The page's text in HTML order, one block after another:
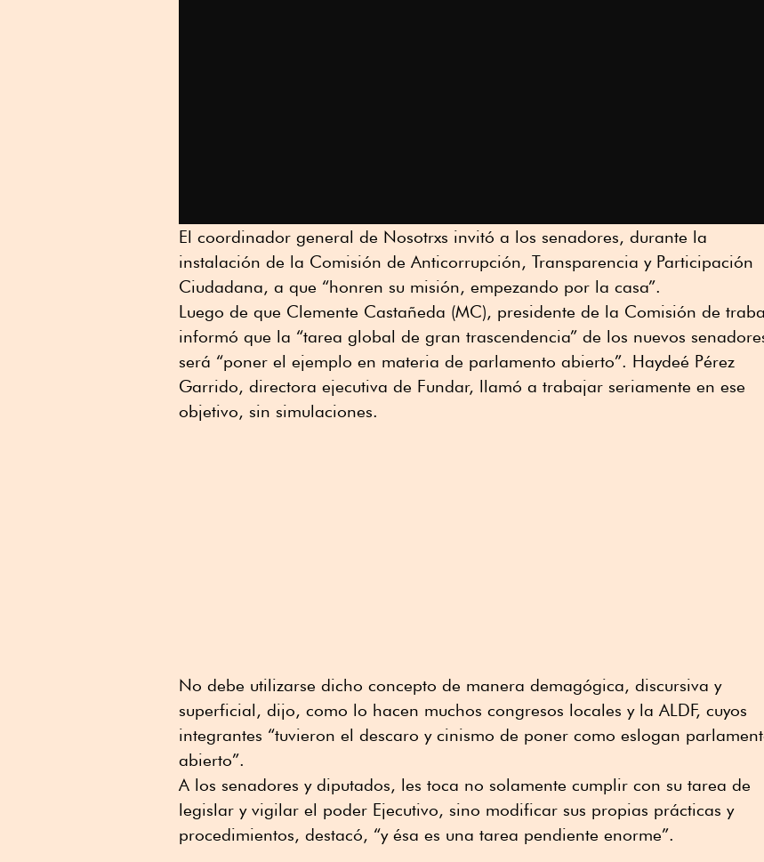
El coordinador general de Nosotrxs invitó a los senadores, durante la
instalación de la Comisión de Anticorrupción, Transparencia y Participación
Ciudadana, a que “honren su misión, empezando por la casa”.
Luego de que Clemente Castañeda (MC), presidente de la Comisión de
informó que la “tarea global de gran trascendencia” de los nuevos
será “poner el ejemplo en materia de parlamento abierto”. Haydeé Pérez
Garrido, directora ejecutiva de Fundar, llamó a trabajar seriamente en ese
objetivo, sin simulaciones.
No debe utilizarse dicho concepto de manera demagógica, discursiva y
superficial, dijo, como lo hacen muchos congresos locales y la ALDF, cuyos
integrantes “tuvieron el descaro y cinismo de poner como eslogan
abierto”.
A los senadores y diputados, les toca no solamente cumplir con su tarea de
legislar y vigilar el poder Ejecutivo, sino modificar sus propias prácticas y
procedimientos, destacó, “y ésa es una tarea pendiente enorme”.